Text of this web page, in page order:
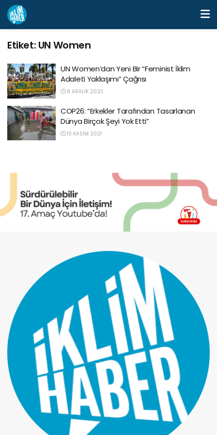
Etiket: UN Women
UN Women’dan Yeni Bir “Feminist İklim
Adaleti Yaklaşımı” Çağrısı
8 ARALIK 2023
COP26: “Erkekler Tarafından Tasarlanan
Dünya Birçok Şeyi Yok Etti”
10 KASIM 2021